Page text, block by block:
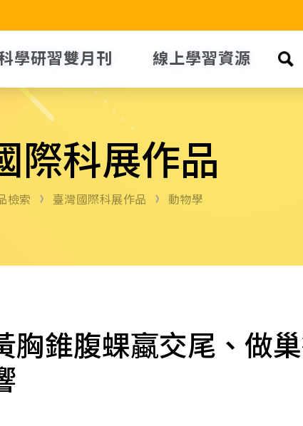
學研習雙月刊 線上學習資源
際科展作品
檢索 臺灣國際科展作品 動物學
胸錐腹蜾蠃交尾、做